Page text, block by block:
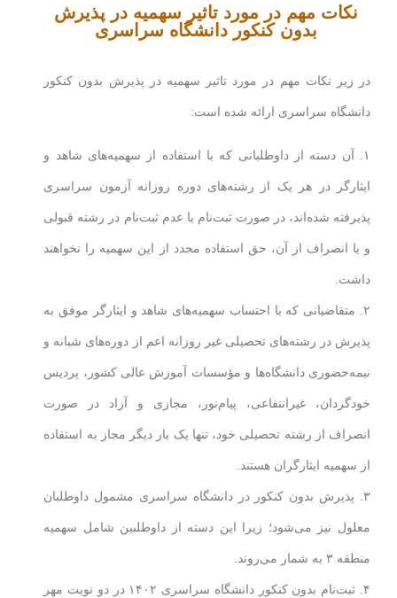
نکات مهم در مورد تاثیر سهمیه در پذیرش
بدون کنکور دانشگاه سراسری
در زیر نکات مهم در مورد تاثیر سهمیه در پذیرش بدون کنکور
دانشگاه سراسری ارائه شده است:
۱. آن دسته از داوطلبانی که با استفاده از سهمیه‌های شاهد و
ایثارگر در هر یک از رشته‌های دوره روزانه آزمون سراسری
پذیرفته شده‌اند، در صورت ثبت‌نام یا عدم ثبت‌نام در رشته قبولی
و یا انصراف از آن، حق استفاده مجدد از این سهمیه را نخواهند
داشت.
۲. متقاضیانی که با احتساب سهمیه‌های شاهد و ایثارگر موفق به
پذیرش در رشته‌های تحصیلی غیر روزانه اعم از دوره‌های شبانه و
نیمه‌حضوری دانشگاه‌ها و مؤسسات آموزش عالی کشور، پردیس
خودگردان، غیرانتفاعی، پیام‌نور، مجازی و آزاد در صورت
انصراف از رشته تحصیلی خود، تنها یک بار دیگر مجاز به استفاده
از سهمیه ایثارگران هستند.
۳. پذیرش بدون کنکور در دانشگاه سراسری مشمول داوطلبان
معلول نیز می‌شود؛ زیرا این دسته از داوطلبین شامل سهمیه
منطقه ۳ به شمار می‌روند.
۴. ثبت‌نام بدون کنکور دانشگاه سراسری ۱۴۰۲ در دو نوبت مهر